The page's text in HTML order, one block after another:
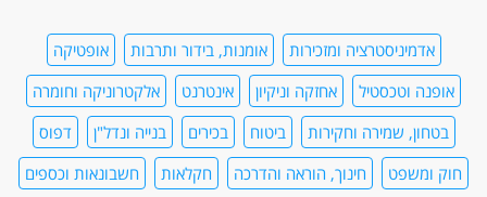
אדמיניסטרציה ומזכירות אומנות, בידור ותרבות
אופטיקה
אופנה וטכסטיל
אחזקה וניקיון אינטרנט
אלקטרוניקה וחומרה
בטחון, שמירה וחקירות
ביטוח בכירים בנייה ונדל"ן
דפוס
חוק ומשפט
חינוך, הוראה והדרכה חקלאות
חשבונאות וכספים